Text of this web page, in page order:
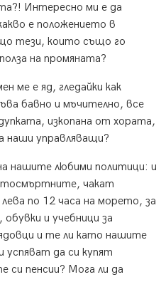
Интересно ми е да
е положението в
тези, които също го
на промяната?
ме е яд, гледайки как
бавно и мъчително, все
изкопана от хората,
управляващи?
нашите любими политици: и
чакат
по 12 часа на морето, за
и учебници за
и те ли като нашите
успяват да си купят
си пенсии? Мога ли да